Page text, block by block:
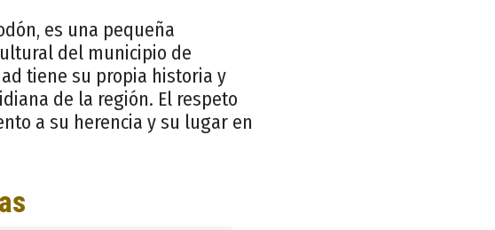
es una pequeña
del municipio de
tiene su propia historia y
de la región. El respeto
a su herencia y su lugar en